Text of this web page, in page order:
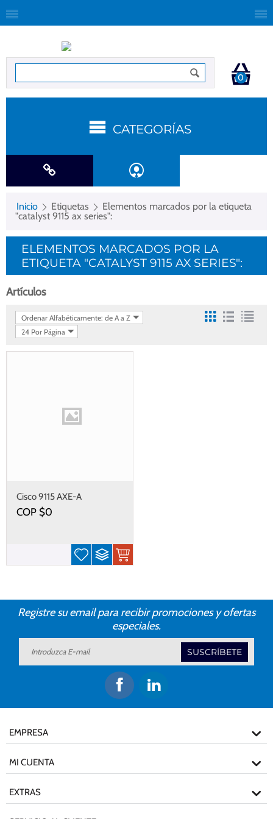
0
CATEGORÍAS
Inicio Etiquetas
Elementos marcados por la etiqueta
"catalyst 9115 ax series":
ELEMENTOS MARCADOS POR LA
ETIQUETA "CATALYST 9115 AX SERIES":
Artículos
Ordenar Alfabéticamente: de A a Z
24 Por Página
Cisco 9115 AXE-A
CATALYST 9115 AX Series
COP $0
Registre su email para recibir promociones y ofertas
especiales.
SUSCRÍBETE
EMPRESA
MI CUENTA
EXTRAS